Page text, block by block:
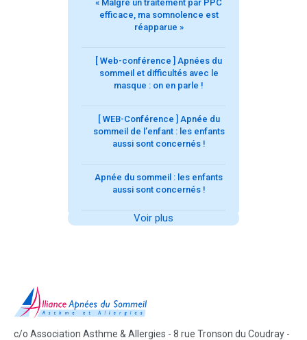
« Malgré un traitement par PPC
efficace, ma somnolence est
réapparue »
[ Web-conférence ] Apnées du
sommeil et difficultés avec le
masque : on en parle !
[ WEB-Conférence ] Apnée du
sommeil de l’enfant : les enfants
aussi sont concernés !
Apnée du sommeil : les enfants
aussi sont concernés !
Voir plus
c/o Association Asthme & Allergies - 8 rue Tronson du Coudray -